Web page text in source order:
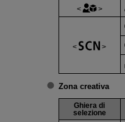
Zona creativa
Ghiera di
selezione